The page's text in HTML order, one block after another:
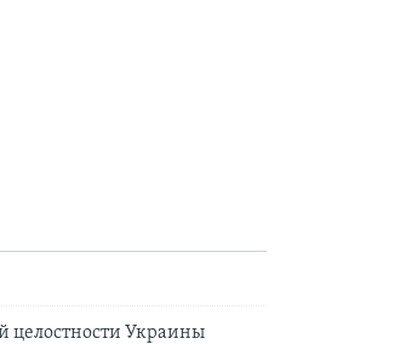
целостности Украины